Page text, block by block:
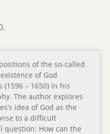
of the so-called
of God
(1596 – 1650) in his
The author explores
idea of God as the
to a difficult
question: How can the